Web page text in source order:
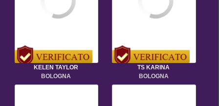
KELEN TAYLOR
BOLOGNA
TS KARINA
BOLOGNA